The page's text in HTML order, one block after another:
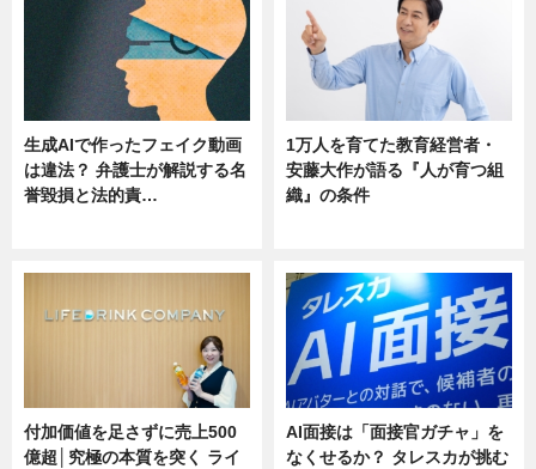
生成AIで作ったフェイク動画
は違法？ 弁護士が解説する名
誉毀損と法的責…
1万人を育てた教育経営者・
安藤大作が語る『人が育つ組
織』の条件
付加価値を足さずに売上500
億超│究極の本質を突く ライ
AI面接は「面接官ガチャ」を
なくせるか？ タレスカが挑む